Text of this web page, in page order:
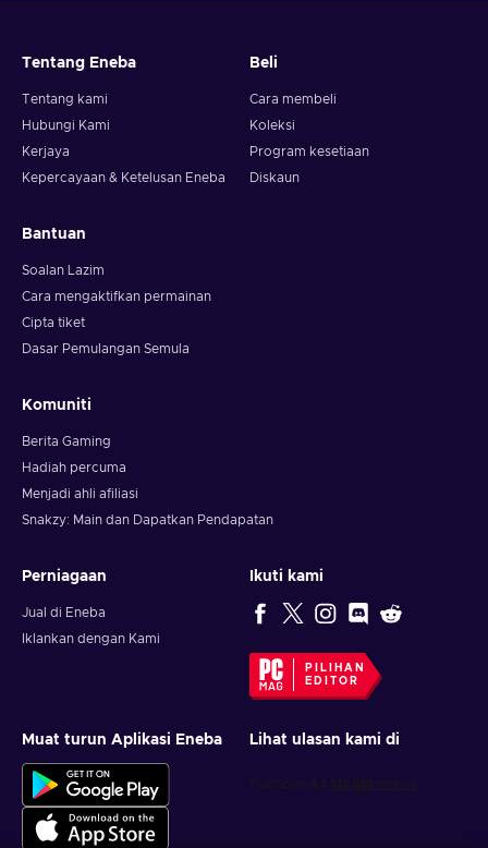
Tentang Eneba
Tentang kami
Hubungi Kami
Kerjaya
Kepercayaan & Ketelusan Eneba
Beli
Cara membeli
Koleksi
Program kesetiaan
Diskaun
Bantuan
Soalan Lazim
Cara mengaktifkan permainan
Cipta tiket
Dasar Pemulangan Semula
Komuniti
Berita Gaming
Hadiah percuma
Menjadi ahli afiliasi
Snakzy: Main dan Dapatkan Pendapatan
Perniagaan
Jual di Eneba
Iklankan dengan Kami
Ikuti kami
PILIHAN
EDITOR
Muat turun Aplikasi Eneba Lihat ulasan kami di